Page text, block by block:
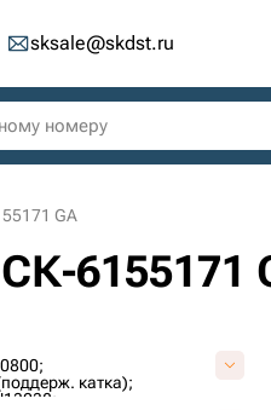
sksale@skdst.ru
GA
6155171
катка);